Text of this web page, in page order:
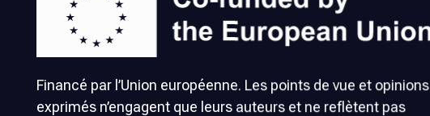
Financé par l’Union européenne. Les points de vue et opinions
exprimés n’engagent que leurs auteurs et ne reflètent pas